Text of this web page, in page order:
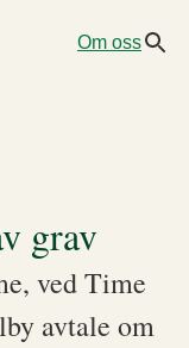
Om oss
grav
ved Time
avtale om